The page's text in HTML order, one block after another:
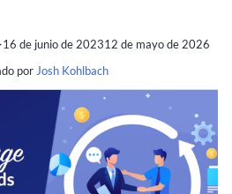
de junio de 202312 de mayo de 2026
por Josh Kohlbach